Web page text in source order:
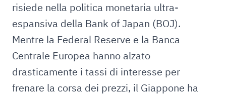
risiede nella politica monetaria ultra-
espansiva della Bank of Japan (BOJ).
Mentre la Federal Reserve e la Banca
Centrale Europea hanno alzato
drasticamente i tassi di interesse per
frenare la corsa dei prezzi, il Giappone ha